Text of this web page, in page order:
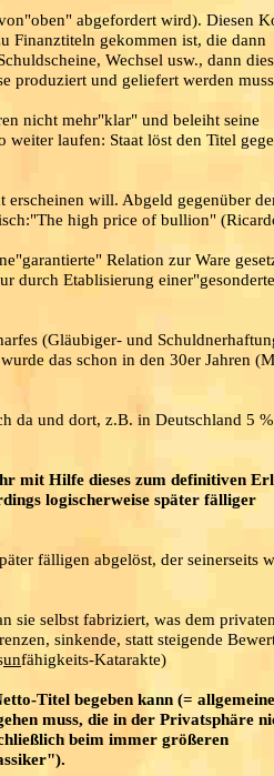
abgefordert wird). Diesen
Finanztiteln gekommen ist, die dann
Wechsel usw., dann
produziert und geliefert werden
nicht mehr"klar" und beleiht seine
weiter laufen: Staat löst den Titel
erscheinen will. Abgeld gegenüber
high price of bullion"
Relation zur Ware
durch Etablisierung
(Gläubiger- und
wurde das schon in den 30er Jahren
da und dort, z.B. in Deutschland 5
mit Hilfe dieses zum definitiven
logischerweise später fälliger
fälligen abgelöst, der seinerseits
sie selbst fabriziert, was dem
sinkende, statt steigende
unfähigkeits-Katarakte)
Titel begeben kann (= allgemeine
muss, die in der Privatsphäre
beim immer größeren